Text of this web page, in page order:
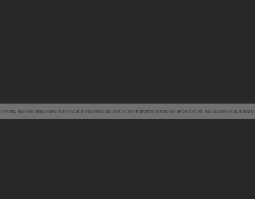
The map has been deactivated due to your privacy settings, click on the fingerprint symbol at the bottom left and activate Google Maps